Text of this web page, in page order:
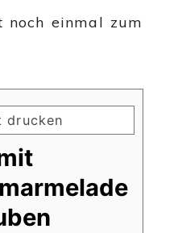
noch einmal zum
drucken